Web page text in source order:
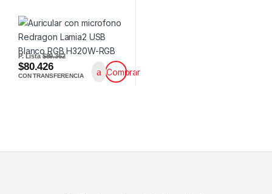
P. Lista$89.362
$80.426
CON TRANSFERENCIA Comprar